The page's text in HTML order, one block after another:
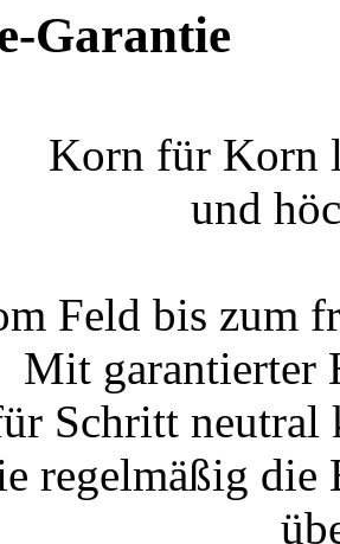
Garantie
Korn für Korn
und
Feld bis zum
Mit garantierter
Schritt neutral
regelmäßig